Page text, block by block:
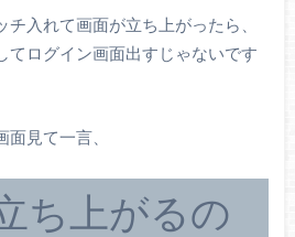
入れて画面が立ち上がったら、
てログイン画面出すじゃないです
見て一言、
ち上がるの